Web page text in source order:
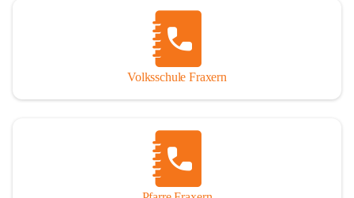
Volksschule Fraxern